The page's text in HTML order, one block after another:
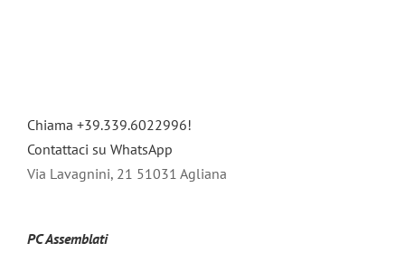
Chiama +39.339.6022996!
Contattaci su WhatsApp
Via Lavagnini, 21 51031 Agliana
PC Assemblati